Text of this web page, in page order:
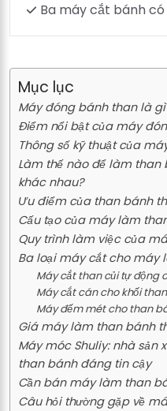
Ba máy cắt bánh có
Mục lục
Máy đóng bánh than là
Điểm nổi bật của máy
Thông số kỹ thuật của
Làm thế nào để làm than
khác nhau?
Ưu điểm của than bánh
Cấu tạo của máy làm
Quy trình làm việc của
Ba loại máy cắt cho máy
Máy cắt than củi tự động
Máy cắt cán cho khối than
Máy đếm mét cho than
Giá máy làm than bánh
Máy móc Shuliy: nhà
than bánh đáng tin cậy
Cần bán máy làm than
Câu hỏi thường gặp về